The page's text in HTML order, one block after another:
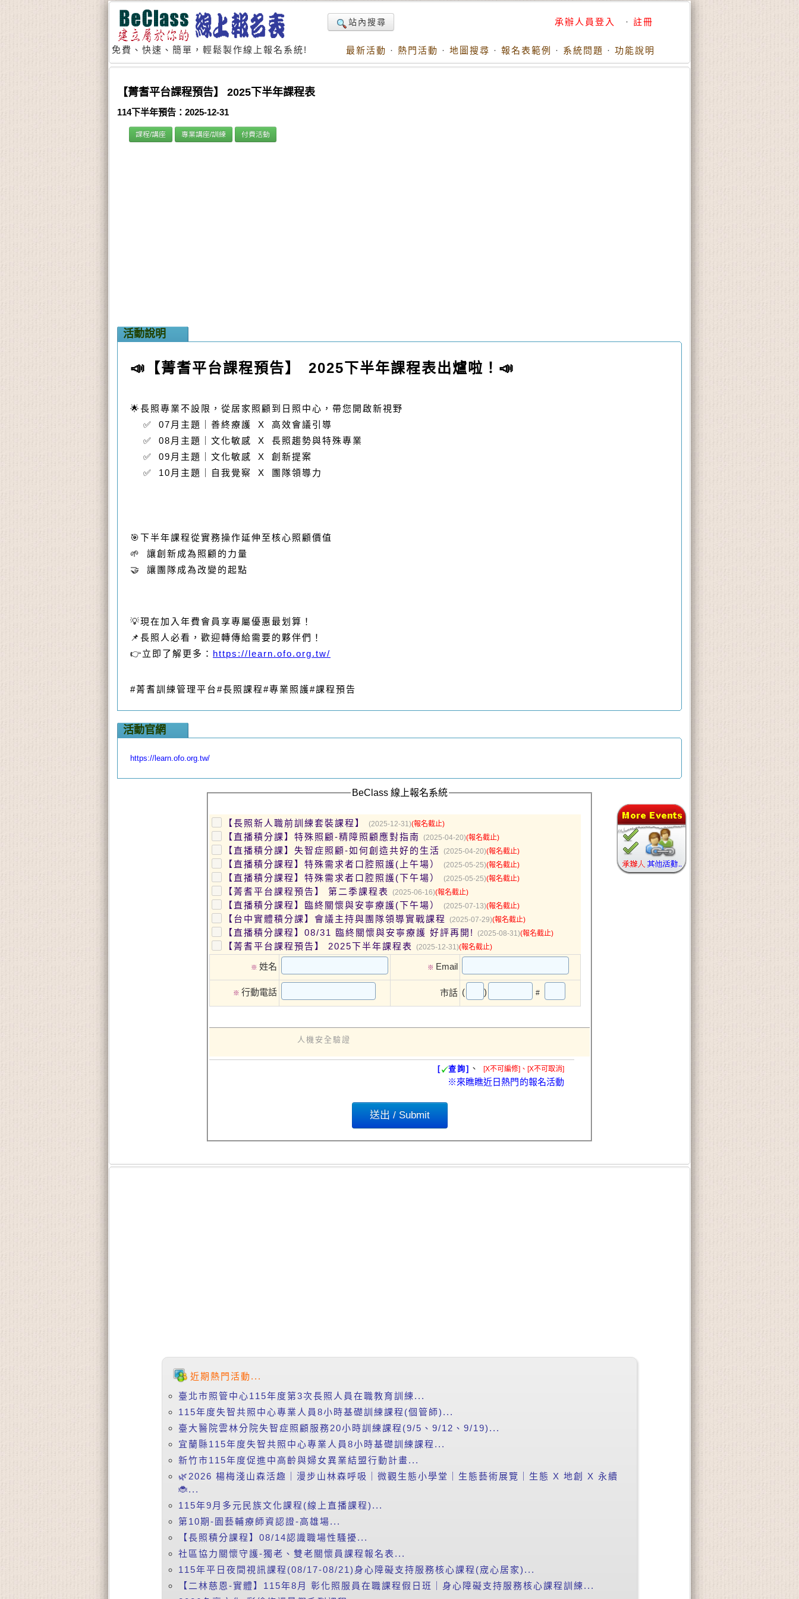
免費、快速、簡單，輕鬆製作線上報名系統!
站內搜尋 承辦人員登入 · 註冊
最新活動 · 熱門活動 · 地圖搜尋 · 報名表範例 · 系統問題 · 功能說明
【菁耆平台課程預告】 2025下半年課程表
114下半年預告：2025-12-31
課程/講座 專業講座/訓練 付費活動
活動說明
📣【菁耆平台課程預告】 2025下半年課程表出爐啦 ！📣
🌟長照專業不設限，從居家照顧到日照中心，帶您開啟新視野
✅
07 月主題 善終療護 X 高效會議引導
✅
08 月主題｜ 文化敏感 X 長照趨勢與特殊專業
✅
09 月主題｜ 文化敏感 X 創新提案
✅
10 月主題｜ 自我覺察 X 團隊領導力
🎯下半年課程從實務操作延伸至核心照顧價值
🌱 讓創新成為照顧的力量
🤝 讓團隊成為改變的起點
💡現在加入年費會員享專屬優惠最划算！
📌長照人必看，歡迎轉傳給需要的夥伴們！
👉立即了解更多： https://learn.ofo.org.tw/
#菁耆訓練管理平台#長照課程#專業照護#課程預告
活動官網
https://learn.ofo.org.tw/
BeClass 線上報名系統
【長照新人職前訓練套裝課程】 (2025-12-31)(報名截止)
【直播積分課】特殊照顧-精障照顧應對指南 (2025-04-20)(報名截止)
【直播積分課】失智症照顧-如何創造共好的生活 (2025-04-20)(報名截止)
【直播積分課程】特殊需求者口腔照護(上午場） (2025-05-25)(報名截止)
【直播積分課程】特殊需求者口腔照護(下午場） (2025-05-25)(報名截止)
【菁耆平台課程預告】 第二季課程表 (2025-06-16)(報名截止)
【直播積分課程】臨終關懷與安寧療護(下午場） (2025-07-13)(報名截止)
【台中實體積分課】會議主持與團隊領導實戰課程 (2025-07-29)(報名截止)
【直播積分課程】08/31 臨終關懷與安寧療護 好評再開! (2025-08-31)(報名截止)
【菁耆平台課程預告】 2025下半年課程表 (2025-12-31)(報名截止)
※ 姓名 ※ Email
※ 行動電話 市話 ( ) #
人機安全驗證
[ 查詢] 、 [X不可編修]、[X不可取消]
※來瞧瞧近日熱門的報名活動
近期熱門活動...
臺北市照管中心115年度第3次長照人員在職教育訓練...
115年度失智共照中心專業人員8小時基礎訓練課程(個管師)...
臺大醫院雲林分院失智症照顧服務20小時訓練課程(9/5、9/12、9/19)...
宜蘭縣115年度失智共照中心專業人員8小時基礎訓練課程...
新竹市115年度促進中高齡與婦女異業結盟行動計畫...
🌿2026 楊梅淺山森活趣｜漫步山林森呼吸｜微觀生態小學堂｜生態藝術展覽｜生態 X 地創 X 永續
🐞...
115年9月多元民族文化課程(線上直播課程)...
第10期-園藝輔療師資認證-高雄場...
【長照積分課程】08/14認識職場性騷擾...
社區協力關懷守護-獨老、雙老關懷員課程報名表...
115年平日夜間視訊課程(08/17-08/21)身心障礙支持服務核心課程(宬心居家)...
【二林慈恩-實體】115年8月 彰化照服員在職課程假日班｜身心障礙支持服務核心課程訓練...